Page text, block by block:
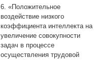
6. «Положительное
воздействие низкого
коэффициента интеллекта на
увеличение совокупности
задач в процессе
осуществления трудовой